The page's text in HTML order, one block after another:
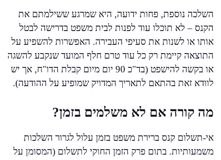
השלכה נוספת, פחות ידועה, היא שמרגע ששילמתם את
הקנס – לא תוכלו עוד לפנות לבית משפט בדרישה לבטל
אותו או לשנות את סעיפי העבירה. האפשרות להשפיע על
התוצאה קיימת רק כל עוד טרם חלף המועד שנקבע להשגה
או בקשה להישפט (בד"כ 90 יום מיום קבלת הדו"ח, אך יש
לוודא זאת בהתאם לתאריך המדויק שמופיע על ההודעה).
מה קורה אם לא משלמים בזמן?
אי-תשלום קנס ברירת משפט בזמן עלול לגרור השלכות
משמעותיות. בתום פרק הזמן החוקי לתשלום (המסומן על